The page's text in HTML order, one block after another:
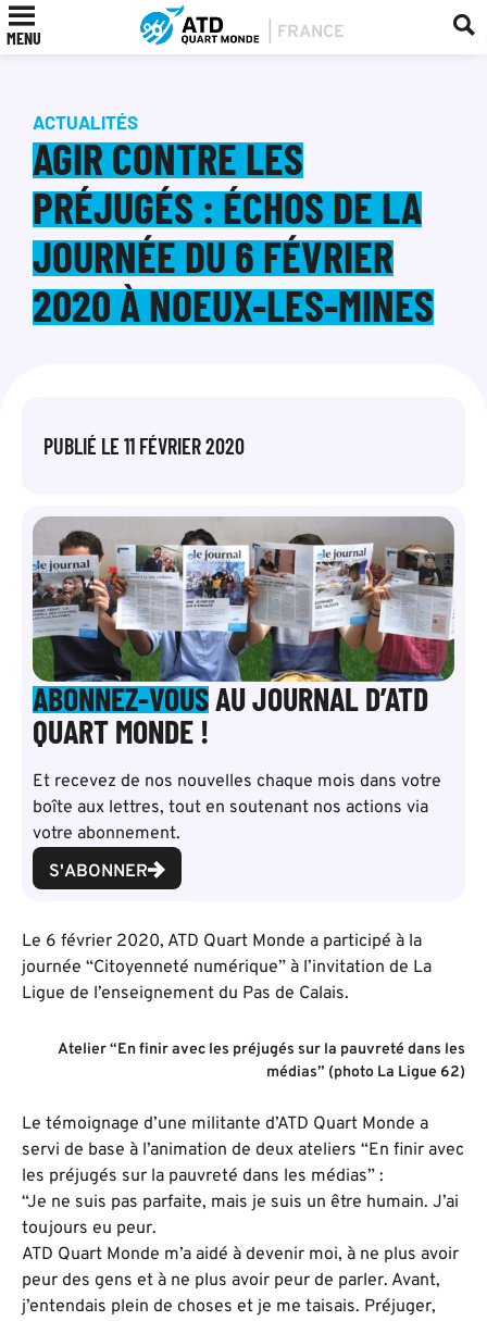
MENU
ACTUALITÉS
AGIR CONTRE LES
PRÉJUGÉS : ÉCHOS DE LA
JOURNÉE DU 6 FÉVRIER
2020 À NOEUX-LES-MINES
PUBLIÉ LE 11 FÉVRIER 2020
ABONNEZ-VOUSAU JOURNAL D’ATD
QUART MONDE !
Et recevez de nos nouvelles chaque mois dans votre
boîte aux lettres, tout en soutenant nos actions via
votre abonnement.
S'ABONNER
Le 6 février 2020, ATD Quart Monde a participé à la
journée “Citoyenneté numérique” à l’invitation de La
Ligue de l’enseignement du Pas de Calais.
Atelier “En finir avec les préjugés sur la pauvreté dans les
médias” (photo La Ligue 62)
Le témoignage d’une militante d’ATD Quart Monde a
servi de base à l’animation de deux ateliers “En finir avec
les préjugés sur la pauvreté dans les médias” :
“Je ne suis pas parfaite, mais je suis un être humain. J’ai
toujours eu peur.
ATD Quart Monde m’a aidé à devenir moi, à ne plus avoir
peur des gens et à ne plus avoir peur de parler. Avant,
j’entendais plein de choses et je me taisais. Préjuger,